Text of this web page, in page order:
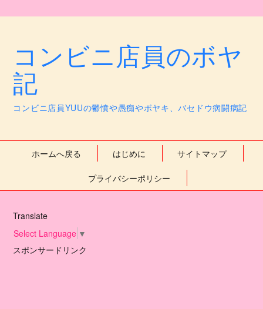
コンビニ店員のボヤ
記
コンビニ店員YUUの鬱憤や愚痴やボヤキ、バセドウ病闘病記
ホームへ戻る はじめに サイトマップ
プライバシーポリシー
Translate
Select Language ▼
スポンサードリンク